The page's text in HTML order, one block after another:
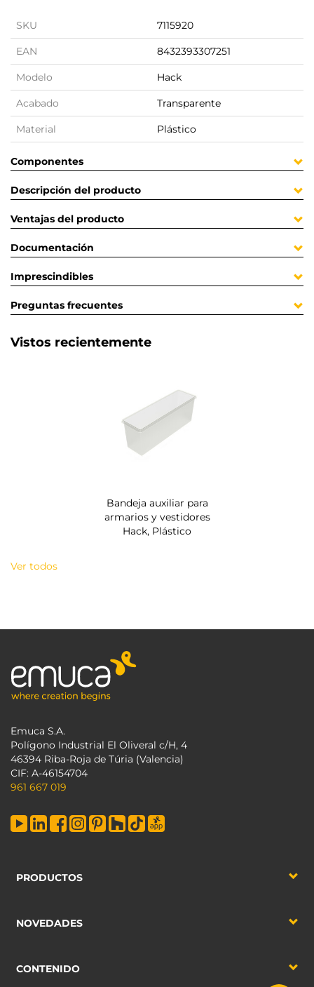
SKU 7115920
EAN 8432393307251
Modelo Hack
Acabado Transparente
Material Plástico
Componentes
Descripción del producto
Ventajas del producto
Documentación
Imprescindibles
Preguntas frecuentes
Vistos recientemente
Bandeja auxiliar para
armarios y vestidores
Hack, Plástico
Ver todos
Emuca S.A.
Polígono Industrial El Oliveral c/H, 4
46394 Riba-Roja de Túria (Valencia)
CIF: A-46154704
961 667 019
PRODUCTOS
NOVEDADES
CONTENIDO